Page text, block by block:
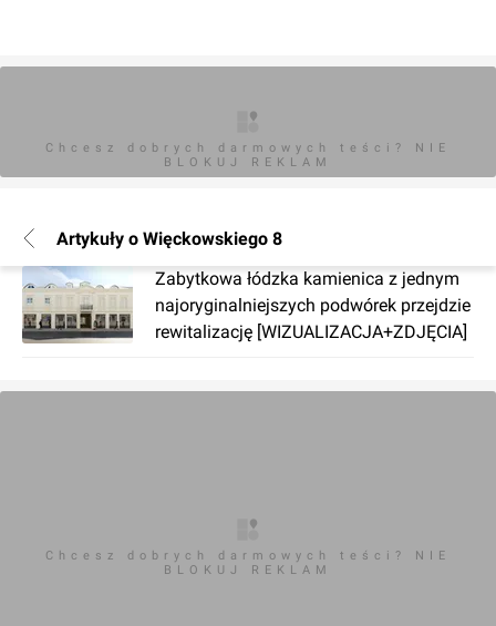
Chcesz dobrych darmowych teści? NIE
BLOKUJ REKLAM
Artykuły o Więckowskiego 8
Zabytkowa łódzka kamienica z jednym
najoryginalniejszych podwórek przejdzie
rewitalizację [WIZUALIZACJA+ZDJĘCIA]
Chcesz dobrych darmowych teści? NIE
BLOKUJ REKLAM